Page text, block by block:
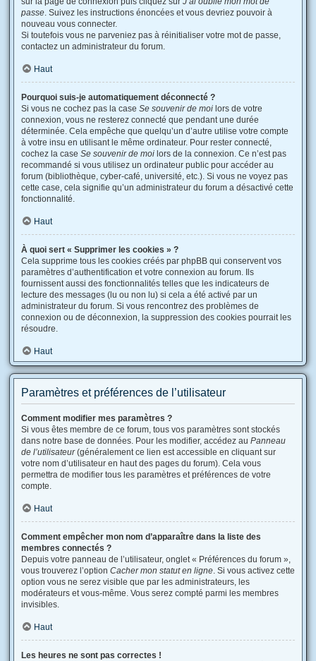
passe. Suivez les instructions énoncées et vous devriez pouvoir à
nouveau vous connecter.
Si toutefois vous ne parveniez pas à réinitialiser votre mot de passe,
contactez un administrateur du forum.
Haut
Pourquoi suis-je automatiquement déconnecté ?
Si vous ne cochez pas la case Se souvenir de moi lors de votre
connexion, vous ne resterez connecté que pendant une durée
déterminée. Cela empêche que quelqu’un d’autre utilise votre compte
à votre insu en utilisant le même ordinateur. Pour rester connecté,
cochez la case Se souvenir de moi lors de la connexion. Ce n’est pas
recommandé si vous utilisez un ordinateur public pour accéder au
forum (bibliothèque, cyber-café, université, etc.). Si vous ne voyez pas
cette case, cela signifie qu’un administrateur du forum a désactivé cette
fonctionnalité.
Haut
À quoi sert « Supprimer les cookies » ?
Cela supprime tous les cookies créés par phpBB qui conservent vos
paramètres d’authentification et votre connexion au forum. Ils
fournissent aussi des fonctionnalités telles que les indicateurs de
lecture des messages (lu ou non lu) si cela a été activé par un
administrateur du forum. Si vous rencontrez des problèmes de
connexion ou de déconnexion, la suppression des cookies pourrait les
résoudre.
Haut
Paramètres et préférences de l’utilisateur
Comment modifier mes paramètres ?
Si vous êtes membre de ce forum, tous vos paramètres sont stockés
dans notre base de données. Pour les modifier, accédez au Panneau
de l’utilisateur(généralement ce lien est accessible en cliquant sur
votre nom d’utilisateur en haut des pages du forum). Cela vous
permettra de modifier tous les paramètres et préférences de votre
compte.
Haut
Comment empêcher mon nom d’apparaître dans la liste des
membres connectés ?
Depuis votre panneau de l’utilisateur, onglet « Préférences du forum »,
vous trouverez l’option Cacher mon statut en ligne. Si vous activez cette
option vous ne serez visible que par les administrateurs, les
modérateurs et vous-même. Vous serez compté parmi les membres
invisibles.
Haut
Les heures ne sont pas correctes !